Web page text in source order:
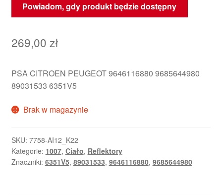
Powiadom, gdy produkt będzie dostępny
269,00 zł
PSA CITROEN PEUGEOT 9646116880 9685644980
89031533 6351V5
Brak w magazynie
SKU: 7758-AI12_K22
Kategorie: 1007, Ciało, Reflektory
Znaczniki: 6351V5, 89031533, 9646116880, 9685644980